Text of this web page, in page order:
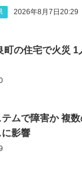
2026年8月7日20:29
町の住宅で火災 1
ムで障害か 複
影響